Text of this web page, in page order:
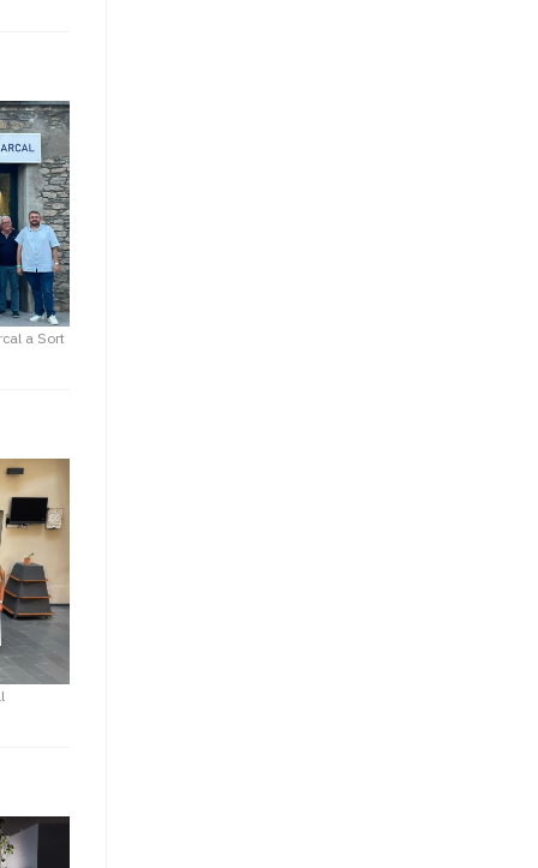
a Sort